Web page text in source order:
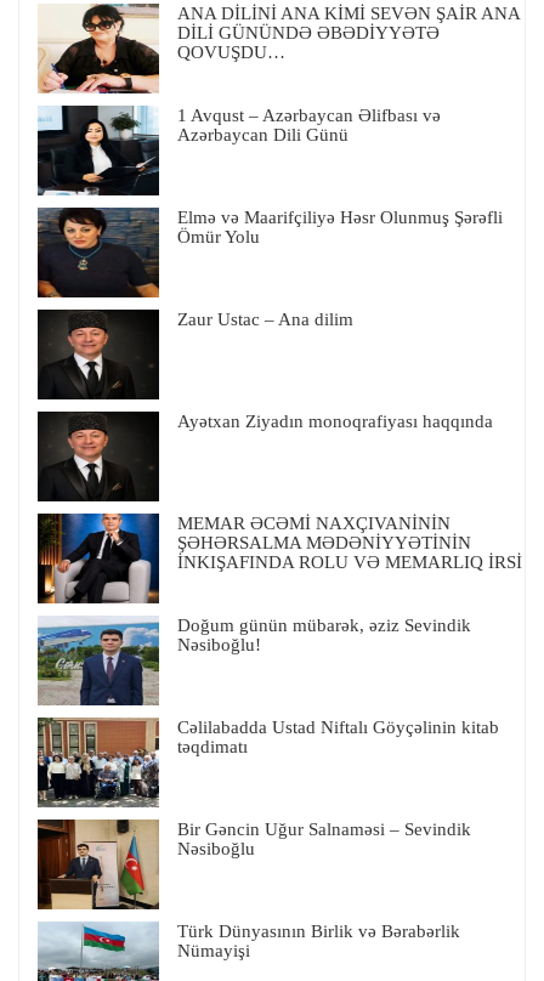
ANA DİLİNİ ANA KİMİ SEVƏN ŞAİR ANA
DİLİ GÜNÜNDƏ ƏBƏDİYYƏTƏ
QOVUŞDU…
1 Avqust – Azərbaycan Əlifbası və
Azərbaycan Dili Günü
Elmə və Maarifçiliyə Həsr Olunmuş Şərəfli
Ömür Yolu
Zaur Ustac – Ana dilim
Ayətxan Ziyadın monoqrafiyası haqqında
MEMAR ƏCƏMİ NAXÇIVANİNİN
ŞƏHƏRSALMA MƏDƏNİYYƏTİNİN
İNKIŞAFINDA ROLU VƏ MEMARLIQ İRSİ
Doğum günün mübarək, əziz Sevindik
Nəsiboğlu!
Cəlilabadda Ustad Niftalı Göyçəlinin kitab
təqdimatı
Bir Gəncin Uğur Salnaməsi – Sevindik
Nəsiboğlu
Türk Dünyasının Birlik və Bərabərlik
Nümayişi